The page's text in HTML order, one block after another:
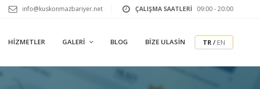
info@kuskonmazbariyer.net ÇALIŞMA SAATLERİ 09:00 - 20:00
HIZMETLER GALERI BLOG BIZE ULASIN TR/ EN